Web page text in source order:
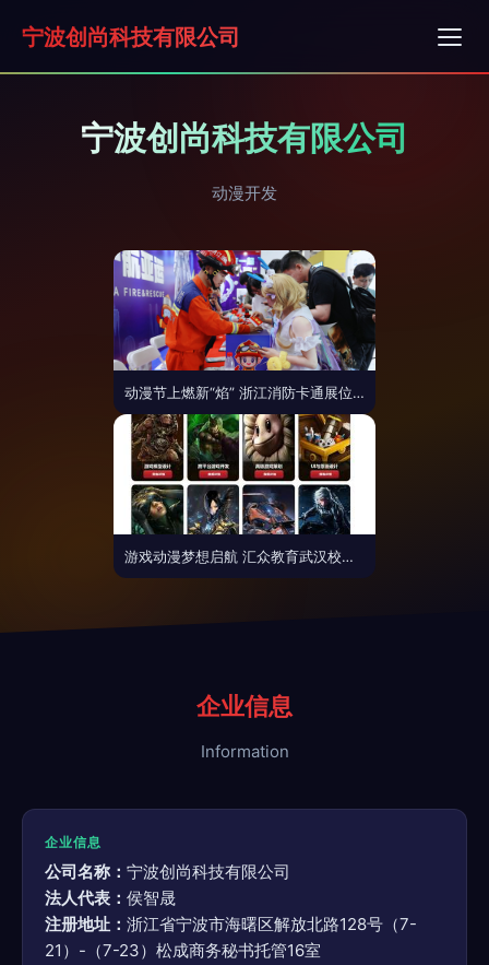
宁波创尚科技有限公司
宁波创尚科技有限公司
动漫开发
动漫节上燃新“焰” 浙江消防卡通展位点亮安全教育新篇章
游戏动漫梦想启航 汇众教育武汉校区助你开启职业新篇章
企业信息
Information
企业信息
公司名称： 宁波创尚科技有限公司
法人代表： 侯智晟
注册地址： 浙江省宁波市海曙区解放北路128号（7-
21）-（7-23）松成商务秘书托管16室